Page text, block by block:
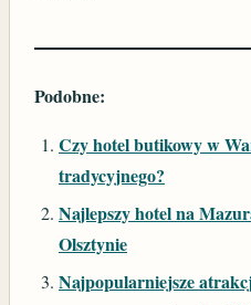
Podobne:
Czy hotel butikowy w
tradycyjnego?
Najlepszy hotel na
Olsztynie
Najpopularniejsze